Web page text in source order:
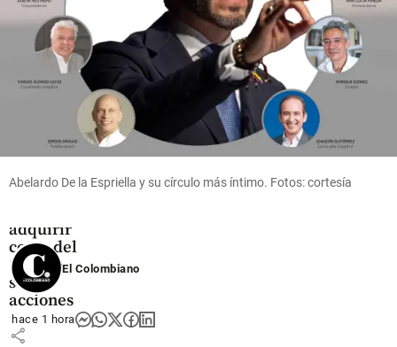
Ecopetrol
avanza en
la compra
adquirir
cerca del
25% de
sus
acciones
share
Abelardo De la Espriella y su círculo más íntimo. Fotos: cortesía
El Colombiano
hace 1 hora